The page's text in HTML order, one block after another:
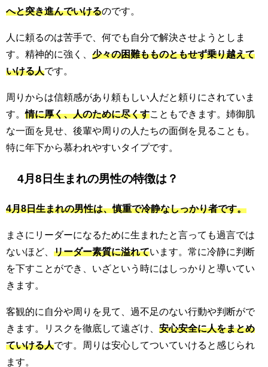
へと突き進んでいけるのです。
人に頼るのは苦手で、何でも自分で解決させようとしま
す。精神的に強く、 少々の困難もものともせず乗り越えて
いける人です。
周りからは信頼感があり頼もしい人だと頼りにされていま
す。情に厚く、人のために尽くすこともできます。姉御肌
な一面を見せ、後輩や周りの人たちの面倒を見ることも。
特に年下から慕われやすいタイプです。
4月8日生まれの男性の特徴は？
4月8日生まれの男性は、慎重で冷静なしっかり者です。
まさにリーダーになるために生まれたと言っても過言では
ないほど、 リーダー素質に溢れています。常に冷静に判断
を下すことができ、いざという時にはしっかりと導いてい
きます。
客観的に自分や周りを見て、過不足のない行動や判断がで
きます。リスクを徹底して遠ざけ、 安心安全に人をまとめ
ていける人です。周りは安心してついていけると感じられ
ます。